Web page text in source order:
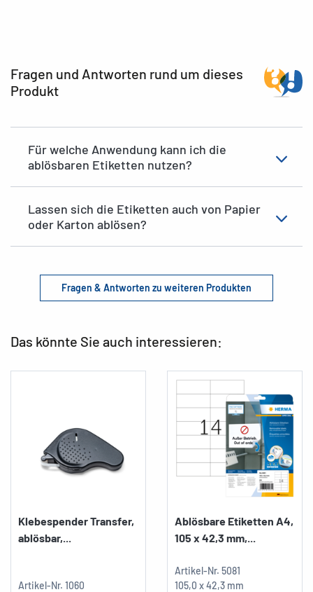
Fragen und Antworten rund um dieses
Produkt
Für welche Anwendung kann ich die
ablösbaren Etiketten nutzen?
Lassen sich die Etiketten auch von Papier
oder Karton ablösen?
Fragen & Antworten zu weiteren Produkten
Das könnte Sie auch interessieren:
Klebespender Transfer,
ablösbar,...
Artikel-Nr. 1060
Ablösbare Etiketten A4,
105 x 42,3 mm,...
Artikel-Nr. 5081
105,0 x 42,3 mm